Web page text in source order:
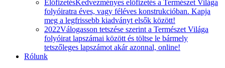
ElőfizetésKedvezményes előfizetés a Természet Világa
folyóiratra éves, vagy féléves konstrukcióban. Kapja
meg a legfrissebb kiadványt elsők között!
2022Válogasson tetszése szerint a Természet Világa
folyóirat lapszámai között és töltse le bármely
tetszőleges lapszámot akár azonnal, online!
Rólunk